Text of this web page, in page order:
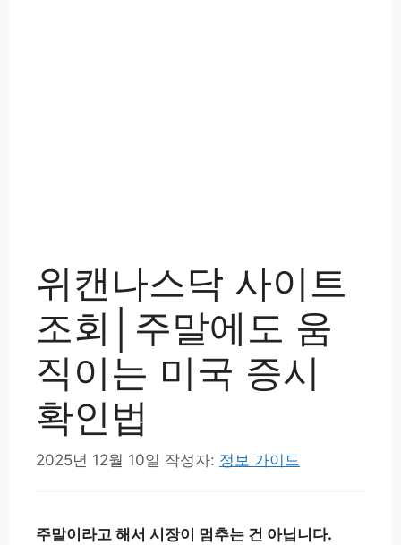
위캔나스닥 사이트
조회│주말에도 움
직이는 미국 증시
확인법
2025년 12월 10일 작성자: 정보 가이드
주말이라고 해서 시장이 멈추는 건 아닙니다.